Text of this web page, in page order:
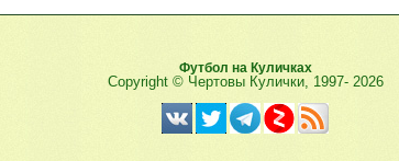
Футбол на Куличках
Copyright © Чертовы Кулички, 1997- 2026